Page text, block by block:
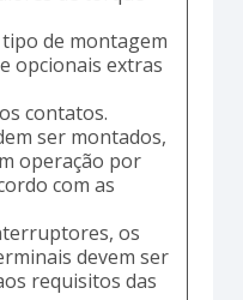
de montagem
opcionais extras
contatos.
ser montados,
operação por
com as
os
devem ser
requisitos das